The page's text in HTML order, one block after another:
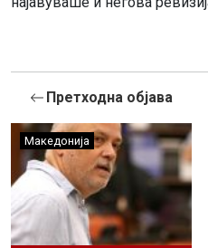
Претходна објава
Македонија